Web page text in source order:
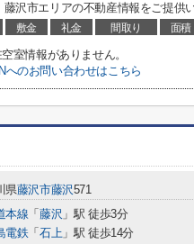
沢市エリアの不動産情報をご提供
敷金 礼金 間取り 面積
室情報がありません。
へのお問い合わせはこちら
県藤沢市藤沢571
本線 「 藤沢 」駅 徒歩3分
電鉄「 石上」駅 徒歩14分